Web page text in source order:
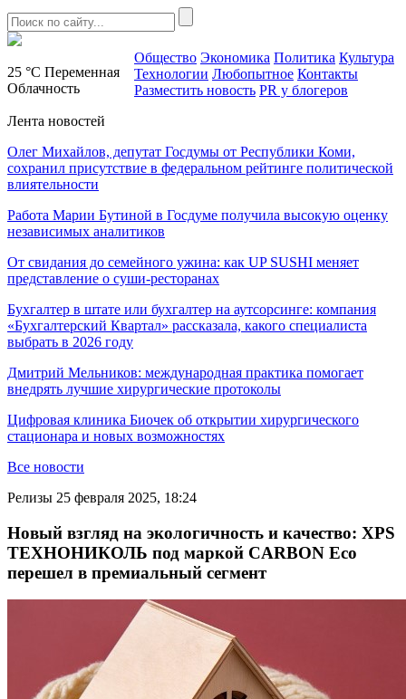
25 °C Переменная
Облачность
Общество Экономика Политика Культура
Технологии Любопытное Контакты
Разместить новость PR у блогеров
Лента новостей
Олег Михайлов, депутат Госдумы от Республики Коми,
сохранил присутствие в федеральном рейтинге политической
влиятельности
Работа Марии Бутиной в Госдуме получила высокую оценку
независимых аналитиков
От свидания до семейного ужина: как UP SUSHI меняет
представление о суши-ресторанах
Бухгалтер в штате или бухгалтер на аутсорсинге: компания
«Бухгалтерский Квартал» рассказала, какого специалиста
выбрать в 2026 году
Дмитрий Мельников: международная практика помогает
внедрять лучшие хирургические протоколы
Цифровая клиника Биочек об открытии хирургического
стационара и новых возможностях
Все новости
Релизы 25 февраля 2025, 18:24
Новый взгляд на экологичность и качество: XPS
ТЕХНОНИКОЛЬ под маркой CARBON Eco
перешел в премиальный сегмент